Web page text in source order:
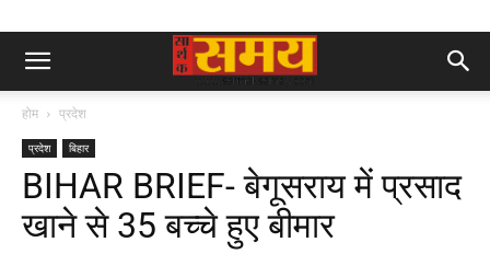
होम प्रदेश
प्रदेश बिहार
BIHAR BRIEF- बेगूसराय में प्रसाद
खाने से 35 बच्चे हुए बीमार